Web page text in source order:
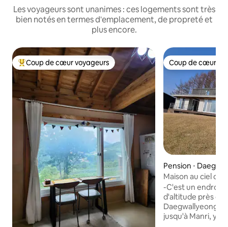
Les voyageurs sont unanimes : ces logements sont très
bien notés en termes d'emplacement, de propreté et
plus encore.
Coups de cœur voyageurs les plus appréciés
Coup de cœur voyageurs Coup de cœur
Coup de cœur
Pension ⋅
myeon,
Maison au ciel
-C'est un endroit
d'altitude près du
Daegwallyeong. -Vous pouvez voir
jusqu'à Manri, y